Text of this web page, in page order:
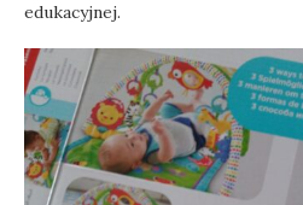
edukacyjnej.